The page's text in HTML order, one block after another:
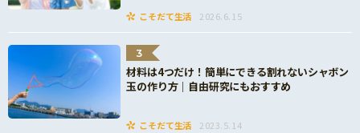
こそだて生活 2026.6.15
3
材料は4つだけ！簡単にできる割れないシャボン
玉の作り方｜自由研究にもおすすめ
こそだて生活 2023.5.14